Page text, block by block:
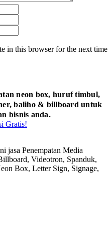
in this browser for the next time
neon box, huruf timbul,
baliho & billboard untuk
bisnis anda.
Gratis!
jasa Penempatan Media
Videotron, Spanduk,
Box, Letter Sign, Signage,